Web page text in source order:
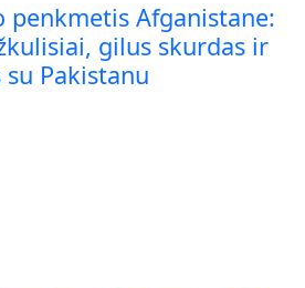
penkmetis Afganistane:
gilus skurdas ir
Pakistanu